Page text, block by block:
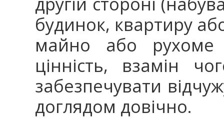
будинок, квартиру
майно або
цінність, взамін
забезпечувати
доглядом довічно.